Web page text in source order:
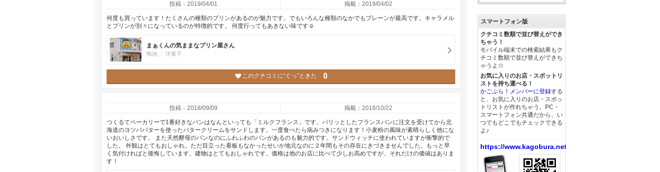
投稿：2019/04/01 掲載：2019/04/02
何度も買っています！たくさんの種類のプリンがあるのが魅力です。でもいろんな種類のなかでもプレーンが最高です。キャラメル
とプリンが別々になっているのが特徴的です。 何度行ってもあきない味です☺️
まぁくんの気ままなプリン屋さん
鴨池 洋菓子
このクチコミに“ぐっ”ときた 0
投稿：2018/09/09 掲載：2018/10/22
つくるてベーカリーで1番好きなパンはなんといっても「ミルクフランス」です。パリッとしたフランスパンに注文を受けてから北
海道のヨツババターを使ったバタークリームをサンドします。一度食べたら病みつきになります！小麦粉の風味が素晴らしく他にな
いおいしさです。 また天然酵母のパンなのにふわふわのパンがあるのも魅力的です。サンドウィッチに使われていますが衝撃的で
した。 外観はとてもおしゃれ。ただ目立った看板もなかったせいか地元なのに２年間もその存在にきづきませんでした。もっと早
く気付ければと後悔しています。建物はとてもおしゃれです。価格は他のお店に比べて少しお高めですが、それだけの価値はありま
す！
スマートフォン版
クチコミ数順で並び替えができ
ちゃう！
モバイル端末での検索結果もク
チコミ数順で並び替えができち
ゃうよ☆
お気に入りのお店・スポットリ
ストを持ち運べる！
かごぶら！メンバーに登録する
と、お気に入りのお店・スポッ
トリストが作れちゃう。PC・
スマートフォン共通だから、い
つでもどこでもチェックできる
よ♪
https://www.kagobura.net/